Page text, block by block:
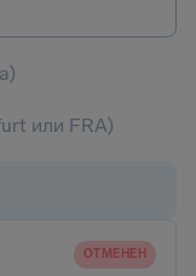
ОТМЕНЕН